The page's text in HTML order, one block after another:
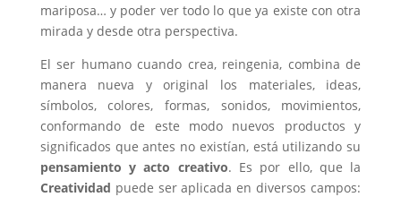
mariposa… y poder ver todo lo que ya existe con otra
mirada y desde otra perspectiva.
El ser humano cuando crea, reingenia, combina de
manera nueva y original los materiales, ideas,
símbolos, colores, formas, sonidos, movimientos,
conformando de este modo nuevos productos y
significados que antes no existían, está utilizando su
pensamiento y acto creativo. Es por ello, que la
Creatividad puede ser aplicada en diversos campos: